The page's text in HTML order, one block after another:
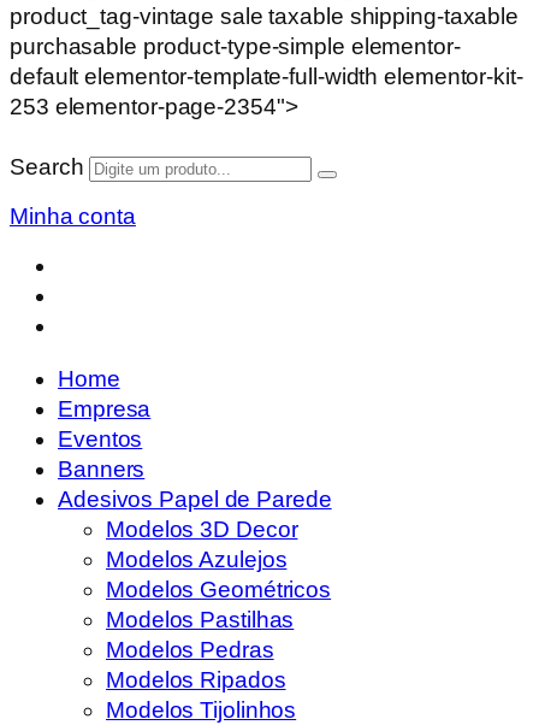
product_tag-vintage sale taxable shipping-taxable
purchasable product-type-simple elementor-
default elementor-template-full-width elementor-kit-
253 elementor-page-2354">
Search
Minha conta
Home
Empresa
Eventos
Banners
Adesivos Papel de Parede
Modelos 3D Decor
Modelos Azulejos
Modelos Geométricos
Modelos Pastilhas
Modelos Pedras
Modelos Ripados
Modelos Tijolinhos